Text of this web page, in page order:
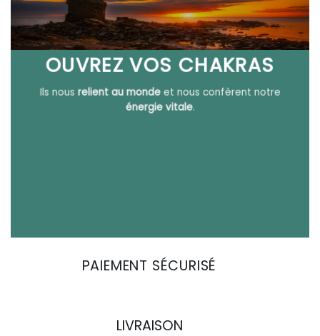
OUVREZ VOS CHAKRAS
Ils nous relient au mondeet nous confèrent notre
énergie vitale.
PAIEMENT SÉCURISÉ
LIVRAISON